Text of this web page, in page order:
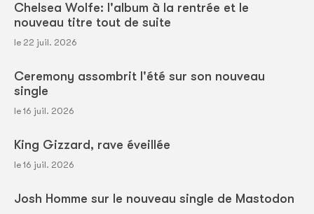
Chelsea Wolfe: l'album à la rentrée et le
nouveau titre tout de suite
le 22 juil. 2026
Ceremony assombrit l'été sur son nouveau
single
le 16 juil. 2026
King Gizzard, rave éveillée
le 16 juil. 2026
Josh Homme sur le nouveau single de Mastodon